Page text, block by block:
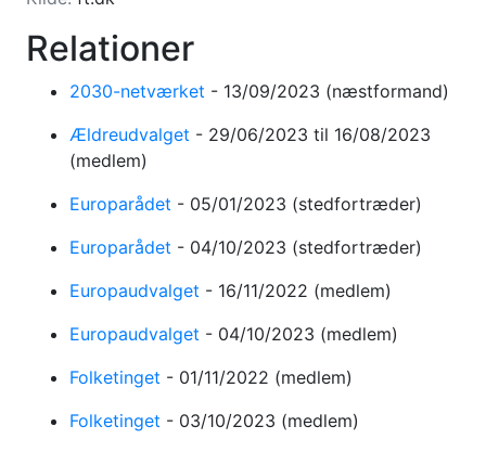
Relationer
2030-netværket - 13/09/2023 (næstformand)
Ældreudvalget - 29/06/2023 til 16/08/2023
(medlem)
Europarådet - 05/01/2023 (stedfortræder)
Europarådet - 04/10/2023 (stedfortræder)
Europaudvalget - 16/11/2022 (medlem)
Europaudvalget - 04/10/2023 (medlem)
Folketinget - 01/11/2022 (medlem)
Folketinget - 03/10/2023 (medlem)